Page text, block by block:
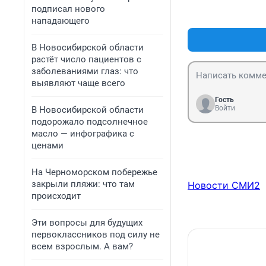
подписал нового
нападающего
В Новосибирской области
растёт число пациентов с
заболеваниями глаз: что
выявляют чаще всего
В Новосибирской области
подорожало подсолнечное
масло — инфографика с
ценами
На Черноморском побережье
закрыли пляжи: что там
происходит
Эти вопросы для будущих
первоклассников под силу не
всем взрослым. А вам?
жара,а если к
не я и хата не
сделать не
действия
Короче
пресловутая
Гость
Войти
Новости СМИ2